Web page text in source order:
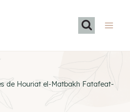
de Houriat el-Matbakh Fatafeat-